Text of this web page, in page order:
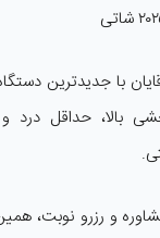
با جدیدترین
بالا، حداقل
و رزرو نوبت،